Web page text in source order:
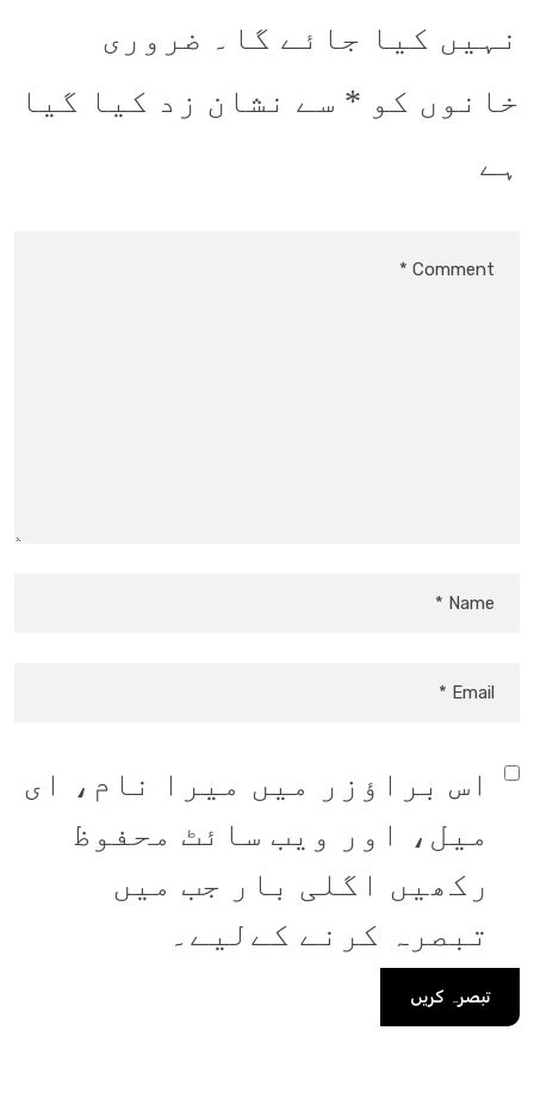
نہیں کیا جائے گا۔ ضروری
خانوں کو * سے نشان زد کیا گیا
ہے
اس براؤزر میں میرا نام، ای
میل، اور ویب سائٹ محفوظ
رکھیں اگلی بار جب میں
تبصرہ کرنے کےلیے۔